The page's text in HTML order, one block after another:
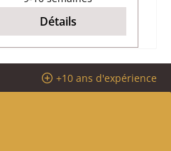
matériau keramott
Détails
+10 ans d'expérience